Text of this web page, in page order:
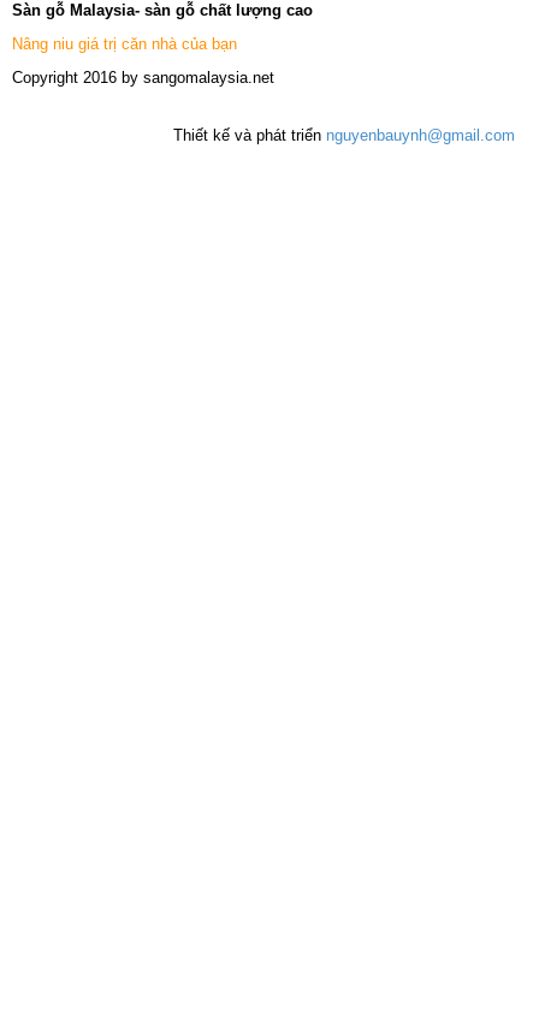
Sàn gỗ Malaysia- sàn gỗ chất lượng cao
Nâng niu giá trị căn nhà của bạn
Copyright 2016 by sangomalaysia.net
Thiết kế và phát triển nguyenbauynh@gmail.com